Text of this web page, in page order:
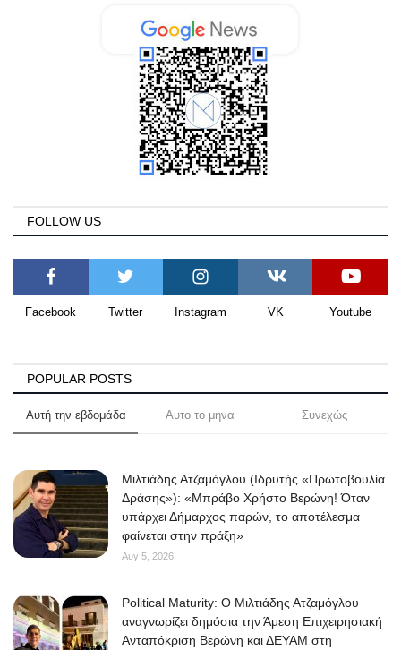
FOLLOW US
Facebook Twitter Instagram VK Youtube
POPULAR POSTS
Αυτή την εβδομάδα Αυτο το μηνα Συνεχώς
Μιλτιάδης Ατζαμόγλου (Ιδρυτής «Πρωτοβουλία
Δράσης»): «Μπράβο Χρήστο Βερώνη! Όταν
υπάρχει Δήμαρχος παρών, το αποτέλεσμα
φαίνεται στην πράξη»
Αυγ 5, 2026
Political Maturity: Ο Μιλτιάδης Ατζαμόγλου
αναγνωρίζει δημόσια την Άμεση Επιχειρησιακή
Ανταπόκριση Βερώνη και ΔΕΥΑΜ στη